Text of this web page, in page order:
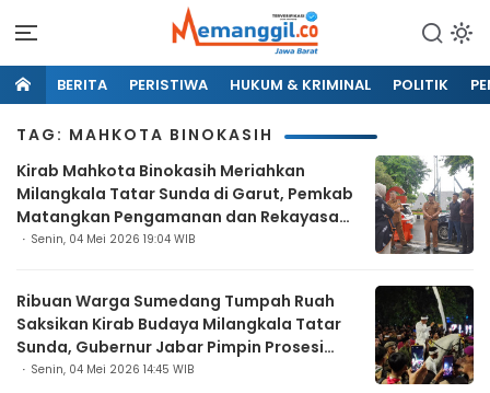
BERITA PERISTIWA HUKUM & KRIMINAL POLITIK
TAG: MAHKOTA BINOKASIH
Kirab Mahkota Binokasih Meriahkan
Milangkala Tatar Sunda di Garut, Pemkab
Matangkan Pengamanan dan Rekayasa
Lalin
Senin, 04 Mei 2026 19:04 WIB
Ribuan Warga Sumedang Tumpah Ruah
Saksikan Kirab Budaya Milangkala Tatar
Sunda, Gubernur Jabar Pimpin Prosesi
Bersejarah
Senin, 04 Mei 2026 14:45 WIB